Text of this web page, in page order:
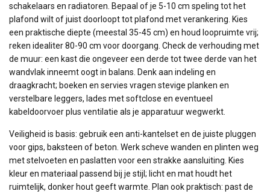
schakelaars en radiatoren. Bepaal of je 5-10 cm speling tot het
plafond wilt of juist doorloopt tot plafond met verankering. Kies
een praktische diepte (meestal 35-45 cm) en houd loopruimte vrij;
reken idealiter 80-90 cm voor doorgang. Check de verhouding met
de muur: een kast die ongeveer een derde tot twee derde van het
wandvlak inneemt oogt in balans. Denk aan indeling en
draagkracht; boeken en servies vragen stevige planken en
verstelbare leggers, lades met softclose en eventueel
kabeldoorvoer plus ventilatie als je apparatuur wegwerkt.
Veiligheid is basis: gebruik een anti-kantelset en de juiste pluggen
voor gips, baksteen of beton. Werk scheve wanden en plinten weg
met stelvoeten en paslatten voor een strakke aansluiting. Kies
kleur en materiaal passend bij je stijl; licht en mat houdt het
ruimtelijk, donker hout geeft warmte. Plan ook praktisch: past de